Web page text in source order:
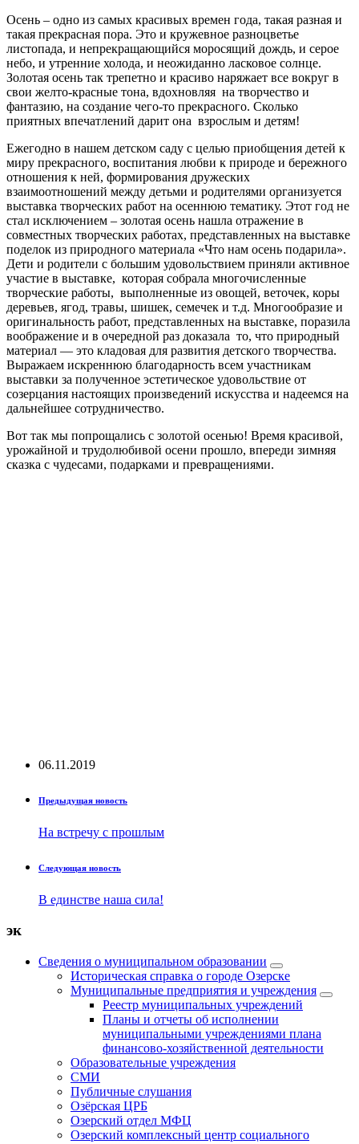
Осень – одно из самых красивых времен года, такая разная и
такая прекрасная пора. Это и кружевное разноцветье
листопада, и непрекращающийся моросящий дождь, и серое
небо, и утренние холода, и неожиданно ласковое солнце.
Золотая осень так трепетно и красиво наряжает все вокруг в
свои желто-красные тона, вдохновляя на творчество и
фантазию, на создание чего-то прекрасного. Сколько
приятных впечатлений дарит она взрослым и детям!
Ежегодно в нашем детском саду с целью приобщения детей к
миру прекрасного, воспитания любви к природе и бережного
отношения к ней, формирования дружеских
взаимоотношений между детьми и родителями организуется
выставка творческих работ на осеннюю тематику. Этот год не
стал исключением – золотая осень нашла отражение в
совместных творческих работах, представленных на выставке
поделок из природного материала «Что нам осень подарила».
Дети и родители с большим удовольствием приняли активное
участие в выставке, которая собрала многочисленные
творческие работы, выполненные из овощей, веточек, коры
деревьев, ягод, травы, шишек, семечек и т.д. Многообразие и
оригинальность работ, представленных на выставке, поразила
воображение и в очередной раз доказала то, что природный
материал — это кладовая для развития детского творчества.
Выражаем искреннюю благодарность всем участникам
выставки за полученное эстетическое удовольствие от
созерцания настоящих произведений искусства и надеемся на
дальнейшее сотрудничество.
Вот так мы попрощались с золотой осенью! Время красивой,
урожайной и трудолюбивой осени прошло, впереди зимняя
сказка с чудесами, подарками и превращениями.
06.11.2019
Предыдущая новость
На встречу с прошлым
Следующая новость
В единстве наша сила!
эк
Сведения о муниципальном образовании
Историческая справка о городе Озерске
Муниципальные предприятия и учреждения
Реестр муниципальных учреждений
Планы и отчеты об исполнении
муниципальными учреждениями плана
финансово-хозяйственной деятельности
Образовательные учреждения
СМИ
Публичные слушания
Озёрская ЦРБ
Озерский отдел МФЦ
Озерский комплексный центр социального